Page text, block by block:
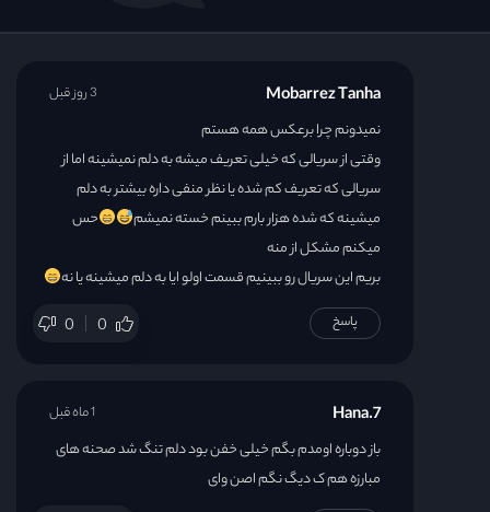
قسمت 25
قسمت 28
قسمت 29
Mobarrez Tanha
نمیدونم چرا برعکس همه هستم
وقتی از سریالی که خیلی تعریف میشه به دلم نمیشینه اما از
سریالی که تعریف کم شده یا نظر منفی داره بیشتر به دلم
میشینه که شده هزار بارم ببینم خسته نمیشم
حس
میکنم مشکل از منه
بریم این سریال رو ببينيم قسمت اولو ایا به دلم میشینه یا نه
0 0
3 روز قبل
پاسخ
Hana.7
باز دوباره اومدم بگم خیلی خفن بود دلم تنگ شد صحنه های
مبارزه هم ک دیگ نگم اصن وای
1 ماه قبل